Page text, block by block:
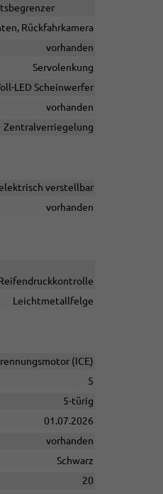
Rückfahrkamera
vorhanden
Servolenkung
LED Scheinwerfer
vorhanden
Zentralverriegelung
verstellbar
vorhanden
Leichtmetallfelge
(ICE)
5
5-türig
01.07.2026
vorhanden
Schwarz
20